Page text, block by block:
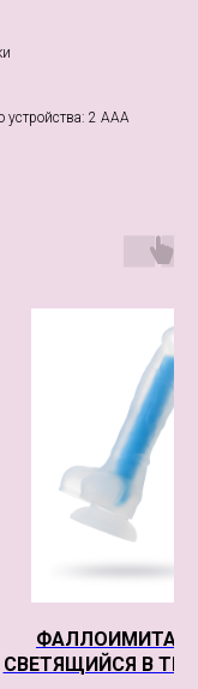
устройства: 2 AAA
СВЕТЯЩИЙСЯ В